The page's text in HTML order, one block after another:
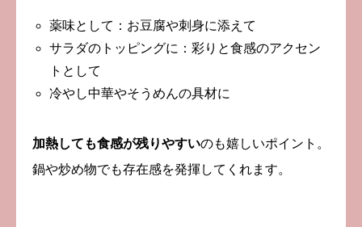
薬味として：お豆腐や刺身に添えて
サラダのトッピングに：彩りと食感のアクセン
トとして
冷やし中華やそうめんの具材に
加熱しても食感が残りやすいのも嬉しいポイント。
鍋や炒め物でも存在感を発揮してくれます。